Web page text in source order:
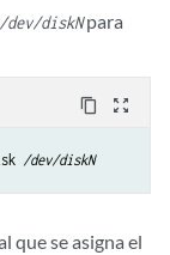
/dev/diskNpara
content_copy zoom_out_map
/dev/diskN
que se asigna el